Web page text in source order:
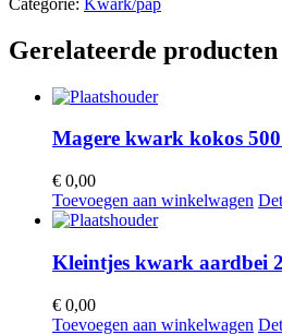
aantal
Gerelateerde producten
Magere kwark kokos
€ 0,00
Toevoegen aan winkelwagen
Kleintjes kwark aardbei
€ 0,00
Toevoegen aan winkelwagen